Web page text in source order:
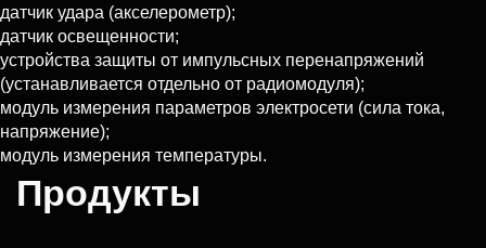
датчик удара (акселерометр);
датчик освещенности;
устройства защиты от импульсных перенапряжений
(устанавливается отдельно от радиомодуля);
модуль измерения параметров электросети (сила тока,
напряжение);
модуль измерения температуры.
Продукты